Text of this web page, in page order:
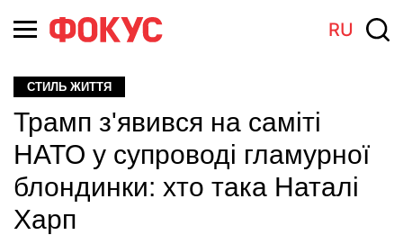
RU
СТИЛЬ ЖИТТЯ
Трамп з'явився на саміті
НАТО у супроводі гламурної
блондинки: хто така Наталі
Харп